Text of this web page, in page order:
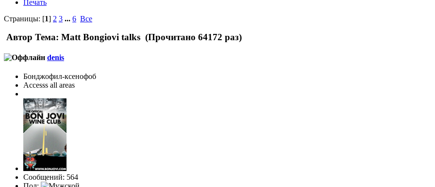
Печать
Страницы: [1] 2 3 ... 6 Все
Автор Тема: Matt Bongiovi talks (Прочитано 64172 раз)
denis
Бонджофил-ксенофоб
Accesss all areas
Сообщений: 564